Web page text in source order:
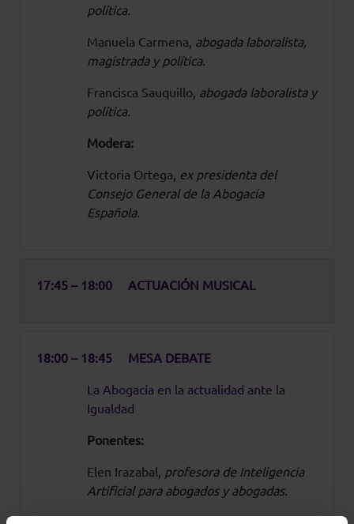
política.
Manuela Carmena, abogada laboralista,
magistrada y política.
Francisca Sauquillo, abogada laboralista y
política.
Modera:
Victoria Ortega, ex presidenta del
Consejo General de la Abogacía
Española.
17:45 – 18:00 ACTUACIÓN MUSICAL
18:00 – 18:45
MESA DEBATE
La Abogacía en la actualidad ante la
Igualdad
Ponentes:
Elen Irazabal, profesora de Inteligencia
Artificial para abogados y abogadas.